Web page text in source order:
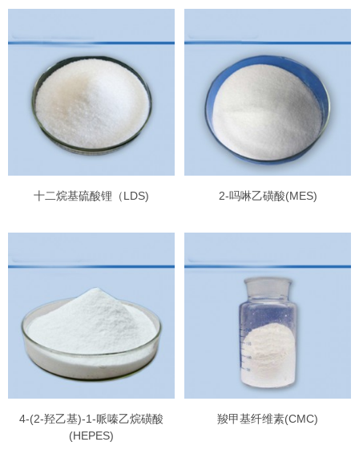
十二烷基硫酸锂（LDS) 2-吗啉乙磺酸(MES)
4-(2-羟乙基)-1-哌嗪乙烷磺酸
(HEPES)
羧甲基纤维素(CMC)